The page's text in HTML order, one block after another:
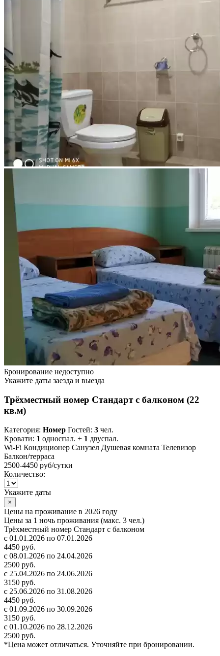
Бронирование недоступно
Укажите даты заезда и выезда
Трёхместный номер Стандарт с балконом (22
кв.м)
Категория: Номер Гостей: 3 чел.
Кровати: 1 односпал. + 1 двуспал.
Wi-Fi Кондиционер Санузел Душевая комната Телевизор
Балкон/терраса
2500-4450 руб/сутки
Количество:
Укажите даты
×
Цены на проживание в 2026 году
Цены за 1 ночь проживания (макс. 3 чел.)
Трёхместный номер Стандарт с балконом
с 01.01.2026 по 07.01.2026
4450 руб.
с 08.01.2026 по 24.04.2026
2500 руб.
с 25.04.2026 по 24.06.2026
3150 руб.
с 25.06.2026 по 31.08.2026
4450 руб.
с 01.09.2026 по 30.09.2026
3150 руб.
с 01.10.2026 по 28.12.2026
2500 руб.
*Цена может отличаться. Уточняйте при бронировании.